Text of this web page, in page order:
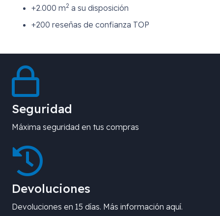
+2.000 m2 a su disposición
+200 reseñas de confianza TOP
Seguridad
Máxima seguridad en tus compras
Devoluciones
Devoluciones en 15 días. Más información aquí.